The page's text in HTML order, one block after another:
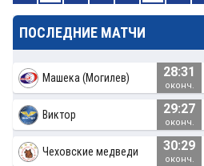
ПОСЛЕДНИЕ МАТЧИ
Машека (Могилев) 28:31
оконч.
Виктор 29:27
оконч.
Чеховские медведи 30:29
оконч.